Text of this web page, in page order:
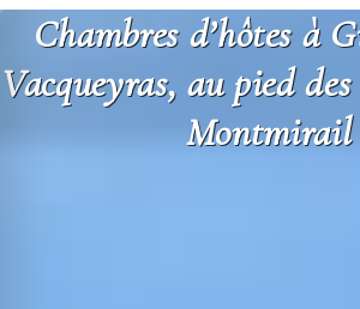
Chambres d’hôtes à
Vacqueyras, au pied
Montmirail